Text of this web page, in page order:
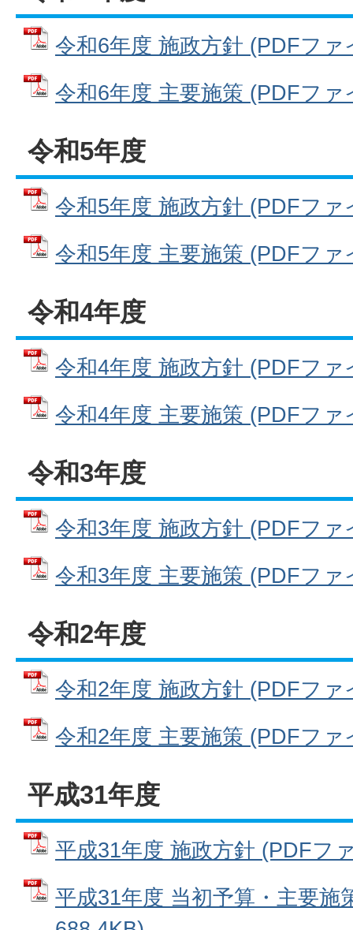
令和6年度 施政方針 (PDFファ
令和6年度 主要施策 (PDFファ
令和5年度
令和5年度 施政方針 (PDFファ
令和5年度 主要施策 (PDFファ
令和4年度
令和4年度 施政方針 (PDFファ
令和4年度 主要施策 (PDFファ
令和3年度
令和3年度 施政方針 (PDFファ
令和3年度 主要施策 (PDFファ
令和2年度
令和2年度 施政方針 (PDFファ
令和2年度 主要施策 (PDFファ
平成31年度
平成31年度 施政方針 (PDFフ
平成31年度 当初予算・主要施